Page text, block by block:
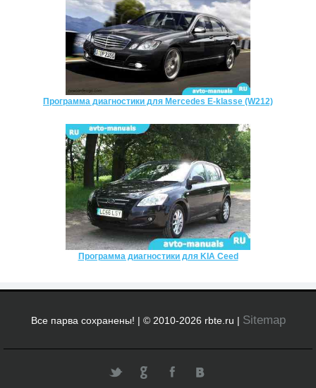
Программа диагностики для Mercedes E-klasse (W212)
Программа диагностики для KIA Ceed
Все парва сохранены! | © 2010-2026 rbte.ru | Sitemap